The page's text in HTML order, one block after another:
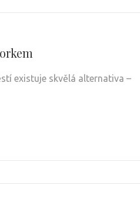
existuje skvělá alternativa –